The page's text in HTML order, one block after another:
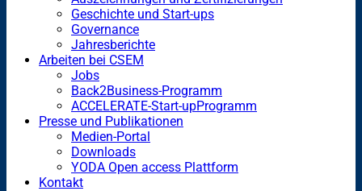
Geschichte und Start-ups
Governance
Jahresberichte
Arbeiten bei CSEM
Jobs
Back2Business-Programm
ACCELERATE-Start-upProgramm
Presse und Publikationen
Medien-Portal
Downloads
YODA Open access Plattform
Kontakt